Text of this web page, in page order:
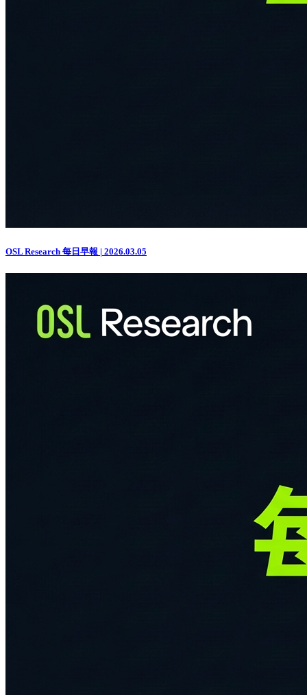
OSL Research 每日早報 | 2026.03.05